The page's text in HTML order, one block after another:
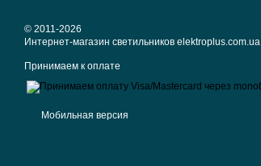
© 2011-2026
Интернет-магазин светильников elektroplus.com.ua
Принимаем к оплате
Мобильная версия